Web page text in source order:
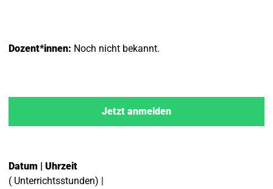
Dozent*innen: Noch nicht bekannt.
Jetzt anmelden
Datum | Uhrzeit
( Unterrichtsstunden) |